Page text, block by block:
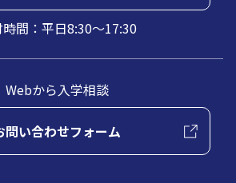
時間：平日8:30～17:30
Webから入学相談
問い合わせフォーム